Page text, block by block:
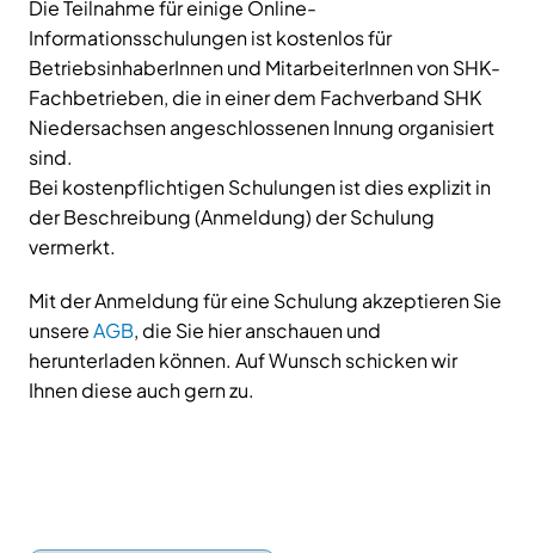
Die Teilnahme für einige Online-
Informationsschulungen ist kostenlos für
BetriebsinhaberInnen und MitarbeiterInnen von SHK-
Fachbetrieben, die in einer dem Fachverband SHK
Niedersachsen angeschlossenen Innung organisiert
sind.
Bei kostenpflichtigen Schulungen ist dies explizit in
der Beschreibung (Anmeldung) der Schulung
vermerkt.
Mit der Anmeldung für eine Schulung akzeptieren Sie
unsereAGB, die Sie hier anschauen und
herunterladen können. Auf Wunsch schicken wir
Ihnen diese auch gern zu.